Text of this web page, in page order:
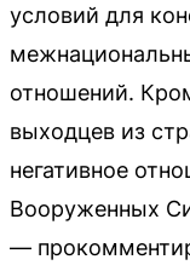
условий для
отношений.
выходцев из
негативное
Вооруженных
—